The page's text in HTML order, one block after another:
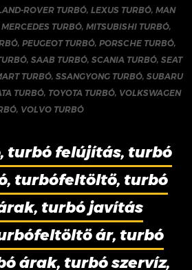
ROVER TURBÓ,LEXUS TURBÓ,MAN
MERCEDES TURBÓ, MITSUBISHI TURBÓ,
, PEUGEOT TURBÓ, PORSCHE TURBÓ,
,SAAB TURBÓ,SCANIA TURBÓ,SEAT
TURBÓ, SSANGYONG TURBÓ, SUBARU
TURBÓ, TOYOTA TURBÓ, VOLKSWAGEN
, VOLVO TURBÓ
turbó felújítás, turbó
turbófeltöltő, turbó
turbó javítás
ár, turbó
árak, turbó szervíz,